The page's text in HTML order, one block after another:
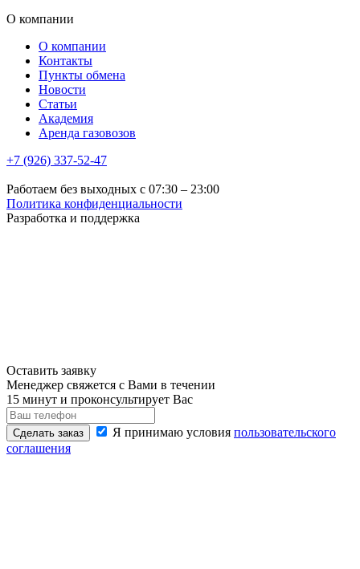
О компании
О компании
Контакты
Пункты обмена
Новости
Статьи
Академия
Аренда газовозов
+7 (926) 337-52-47
Работаем без выходных с 07:30 – 23:00
Политика конфиденциальности
Разработка и поддержка
Оставить заявку
Менеджер свяжется с Вами в течении
15 минут и проконсультирует Вас
Сделать заказ Я принимаю условия пользовательского
соглашения